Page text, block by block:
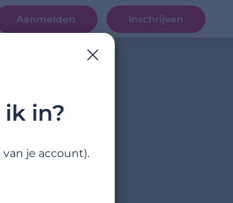
Aanmelden Inschrijven
in?
je account).